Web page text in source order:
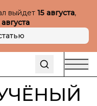
выйдет 15 августа,
августа